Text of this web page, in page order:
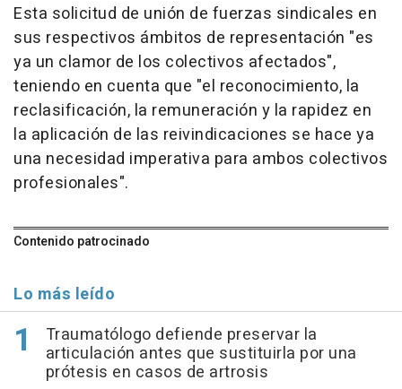
Esta solicitud de unión de fuerzas sindicales en
sus respectivos ámbitos de representación "es
ya un clamor de los colectivos afectados",
teniendo en cuenta que "el reconocimiento, la
reclasificación, la remuneración y la rapidez en
la aplicación de las reivindicaciones se hace ya
una necesidad imperativa para ambos colectivos
profesionales".
Contenido patrocinado
Lo más leído
Traumatólogo defiende preservar la
articulación antes que sustituirla por una
prótesis en casos de artrosis